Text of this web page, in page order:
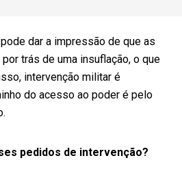
dar a impressão de que as
trás de uma insuflação, o que
intervenção militar é
do acesso ao poder é pelo
pedidos de intervenção?